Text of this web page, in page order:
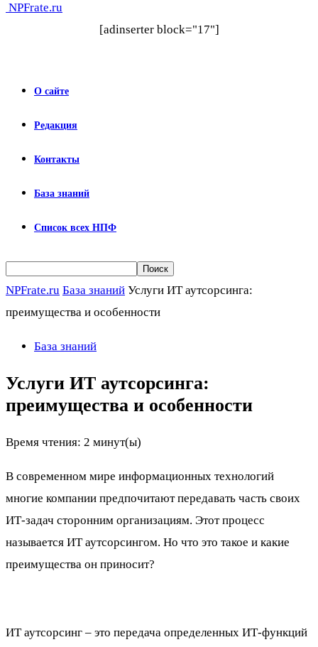
NPFrate.ru
[adinserter block="17"]
О сайте
Редакция
Контакты
База знаний
Список всех НПФ
NPFrate.ru База знаний Услуги ИТ аутсорсинга:
преимущества и особенности
База знаний
Услуги ИТ аутсорсинга:
преимущества и особенности
Время чтения: 2 минут(ы)
В современном мире информационных технологий
многие компании предпочитают передавать часть своих
ИТ-задач сторонним организациям. Этот процесс
называется ИТ аутсорсингом. Но что это такое и какие
преимущества он приносит?
ИТ аутсорсинг – это передача определенных ИТ-функций